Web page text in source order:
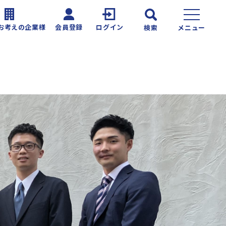
考えの企業様 会員登録 ログイン 検索 メニュー